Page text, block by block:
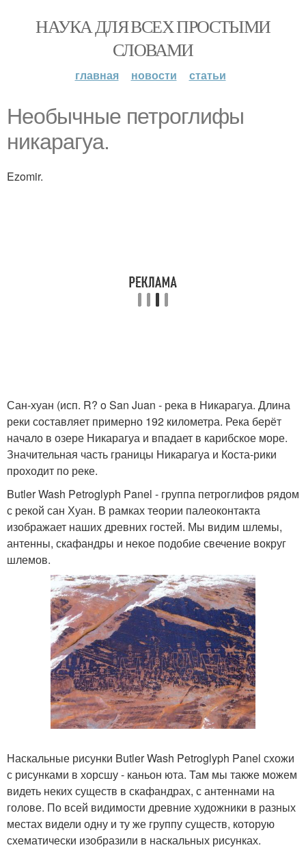
НАУКА ДЛЯ ВСЕХ ПРОСТЫМИ
СЛОВАМИ
главная новости статьи
Необычные петроглифы
никарагуа.
Ezomir.
Сан-хуан (исп. R? o San Juan - река в Никарагуа. Длина
реки составляет примерно 192 километра. Река берёт
начало в озере Никарагуа и впадает в карибское море.
Значительная часть границы Никарагуа и Коста-рики
проходит по реке.
Butler Wash Petroglyph Panel - группа петроглифов рядом
с рекой сан Хуан. В рамках теории палеоконтакта
изображает наших древних гостей. Мы видим шлемы,
антенны, скафандры и некое подобие свечение вокруг
шлемов.
Наскальные рисунки Butler Wash Petroglyph Panel схожи
с рисунками в хорсшу - каньон юта. Там мы также можем
видеть неких существ в скафандрах, с антеннами на
голове. По всей видимости древние художники в разных
местах видели одну и ту же группу существ, которую
схематически изобразили в наскальных рисунках.